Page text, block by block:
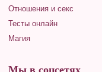
Отношения и секс
Тесты онлайн
Магия